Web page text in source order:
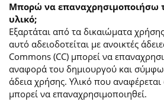
Mπορώ να επαναχρησιμοποιήσω
υλικό;
Εξαρτάται από τα δικαιώματα
αυτό αδειοδοτείται με ανοικτές
Commons (CC) μπορεί να
αναφορά του δημιουργού και
άδεια χρήσης. Υλικό που
μπορεί να επαναχρησιμοποιηθεί.